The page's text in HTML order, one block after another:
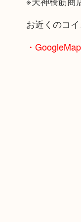
お近くのコ
・GoogleMap